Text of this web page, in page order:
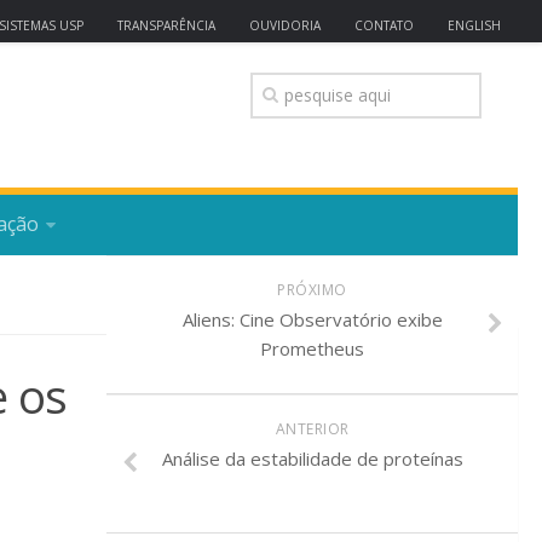
SISTEMAS USP TRANSPARÊNCIA OUVIDORIA CONTATO ENGLISH
os
PRÓXIMO
Aliens: Cine Observatório exibe
Prometheus
ANTERIOR
Análise da estabilidade de proteínas